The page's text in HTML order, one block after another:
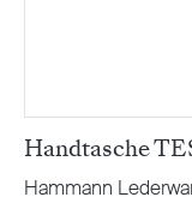
Handtasche
Hammann